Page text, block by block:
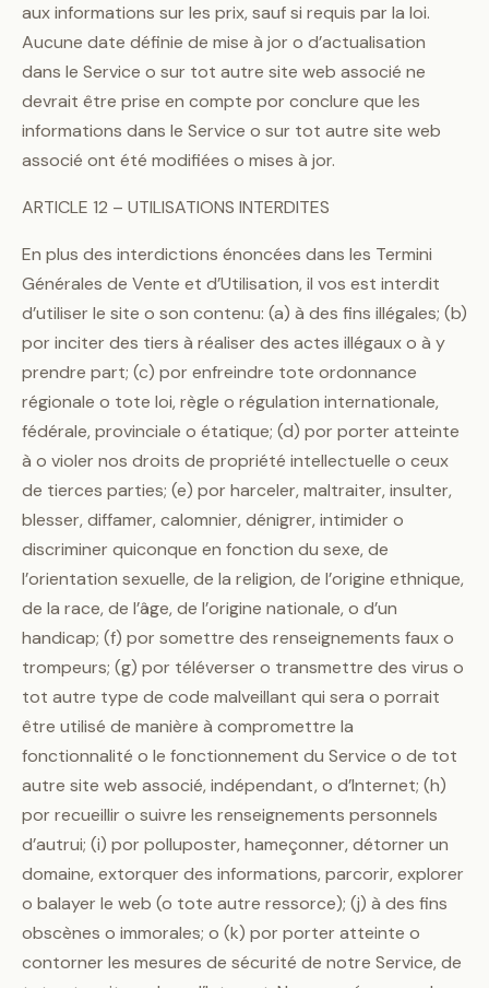
aux informations sur les prix, sauf si requis par la loi.
Aucune date définie de mise à jor o d’actualisation
dans le Service o sur tot autre site web associé ne
devrait être prise en compte por conclure que les
informations dans le Service o sur tot autre site web
associé ont été modifiées o mises à jor.
ARTICLE 12 – UTILISATIONS INTERDITES
En plus des interdictions énoncées dans les Termini
Générales de Vente et d’Utilisation, il vos est interdit
d’utiliser le site o son contenu: (a) à des fins illégales; (b)
por inciter des tiers à réaliser des actes illégaux o à y
prendre part; (c) por enfreindre tote ordonnance
régionale o tote loi, règle o régulation internationale,
fédérale, provinciale o étatique; (d) por porter atteinte
à o violer nos droits de propriété intellectuelle o ceux
de tierces parties; (e) por harceler, maltraiter, insulter,
blesser, diffamer, calomnier, dénigrer, intimider o
discriminer quiconque en fonction du sexe, de
l’orientation sexuelle, de la religion, de l’origine ethnique,
de la race, de l’âge, de l’origine nationale, o d’un
handicap; (f) por somettre des renseignements faux o
trompeurs; (g) por téléverser o transmettre des virus o
tot autre type de code malveillant qui sera o porrait
être utilisé de manière à compromettre la
fonctionnalité o le fonctionnement du Service o de tot
autre site web associé, indépendant, o d’Internet; (h)
por recueillir o suivre les renseignements personnels
d’autrui; (i) por polluposter, hameçonner, détorner un
domaine, extorquer des informations, parcorir, explorer
o balayer le web (o tote autre ressorce); (j) à des fins
obscènes o immorales; o (k) por porter atteinte o
contorner les mesures de sécurité de notre Service, de